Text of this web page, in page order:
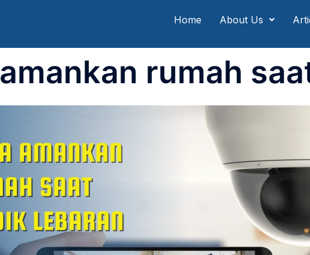
Home About Us
amankan rumah